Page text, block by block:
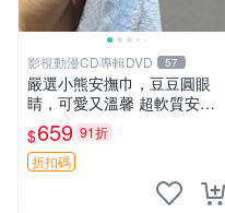
影視動漫CD專輯DVD 57
嚴選小熊安撫巾，豆豆圓眼
睛，可愛又溫馨 超軟質安撫
巾，豆豆設計，哄睡好幫手
約克豆豆眼安撫巾 數碼豆豆
眼
$659 91折
折扣碼